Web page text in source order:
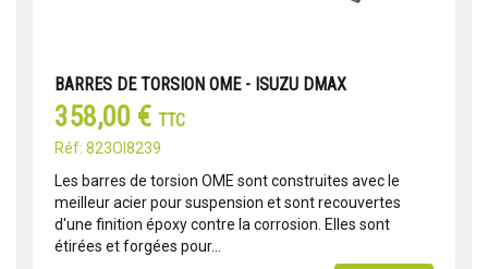
BARRES DE TORSION OME - ISUZU DMAX
358,00 € TTC
Réf: 823OI8239
Les barres de torsion OME sont construites avec le
meilleur acier pour suspension et sont recouvertes
d'une finition époxy contre la corrosion. Elles sont
étirées et forgées pour...